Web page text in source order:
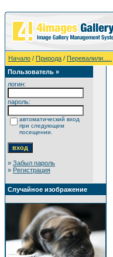
Начало / Природа / Перевалили.....
Пользователь »
логин:
пароль:
автоматический вход
при следующем
посещении.
» Забыл пароль
» Регистрация
Случайное изображение